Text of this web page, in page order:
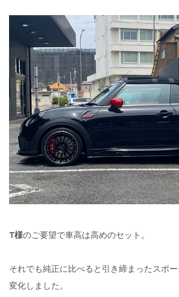
T様のご要望で車高は高めのセット。
それでも純正に比べると引き締まったスポ
変化しました。